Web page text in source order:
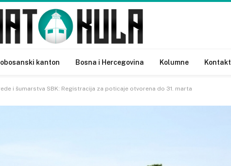
kanton Bosna i Hercegovina Kolumne Kontakt
i šumarstva SBK: Registracija za poticaje otvorena do 31. marta